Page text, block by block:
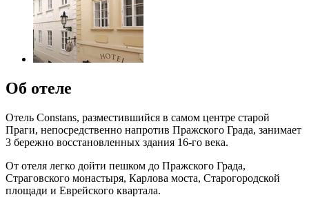
Об отеле
Отель Constans, разместившийся в самом центре старой
Праги, непосредственно напротив Пражского Града, занимает
3 бережно восстановленных здания 16-го века.
От отеля легко дойти пешком до Пражского Града,
Страговского монастыря, Карлова моста, Старогородской
площади и Еврейского квартала.